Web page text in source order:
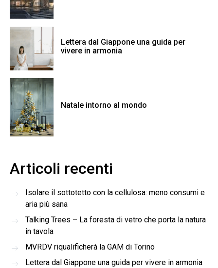
Lettera dal Giappone una guida per
vivere in armonia
Natale intorno al mondo
Articoli recenti
Isolare il sottotetto con la cellulosa: meno consumi e
aria più sana
Talking Trees – La foresta di vetro che porta la natura
in tavola
MVRDV riqualificherà la GAM di Torino
Lettera dal Giappone una guida per vivere in armonia